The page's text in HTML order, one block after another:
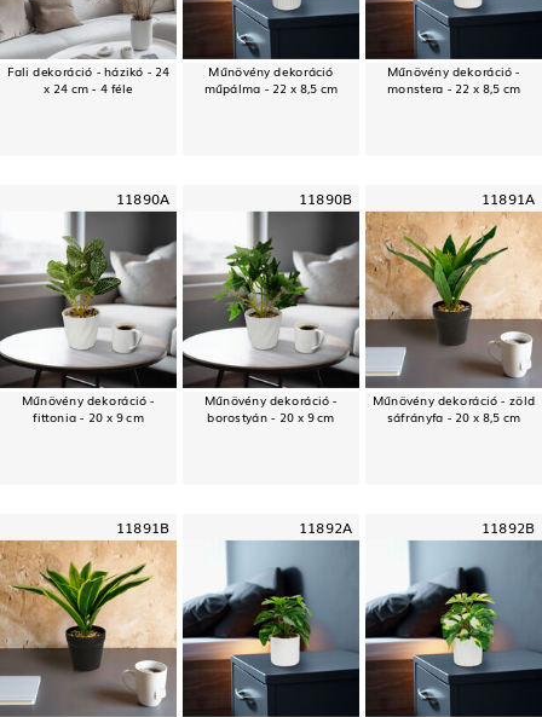
Fali dekoráció - házikó - 24
x 24 cm - 4 féle
Műnövény dekoráció
műpálma - 22 x 8,5 cm
Műnövény dekoráció -
monstera - 22 x 8,5 cm
11890A
Műnövény dekoráció -
fittonia - 20 x 9 cm
11890B
Műnövény dekoráció -
borostyán - 20 x 9 cm
11891A
Műnövény dekoráció - zöld
sáfrányfa - 20 x 8,5 cm
11891B 11892A 11892B